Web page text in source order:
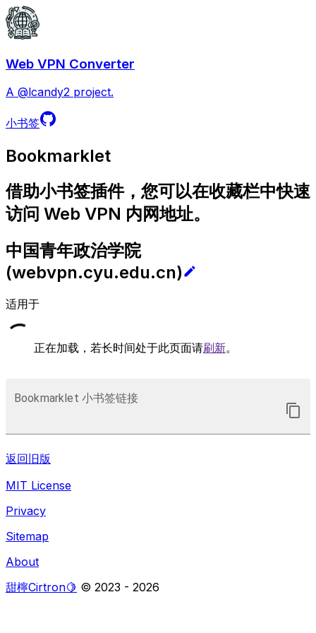
Web VPN Converter
A @lcandy2 project.
小书签
Bookmarklet
借助小书签插件，您可以在收藏栏中快速
访问 Web VPN 内网地址。
中国青年政治学院
(webvpn.cyu.edu.cn)
适用于
正在加载，若长时间处于此页面请刷新。
Bookmarklet 小书签链接
返回旧版
MIT License
Privacy
Sitemap
About
甜檸Cirtron🍋 © 2023 - 2026